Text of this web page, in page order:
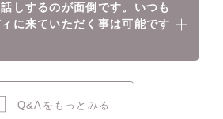
しするのが面倒です。いつも
に来ていただく事は可能です
Q&Aをもっとみる